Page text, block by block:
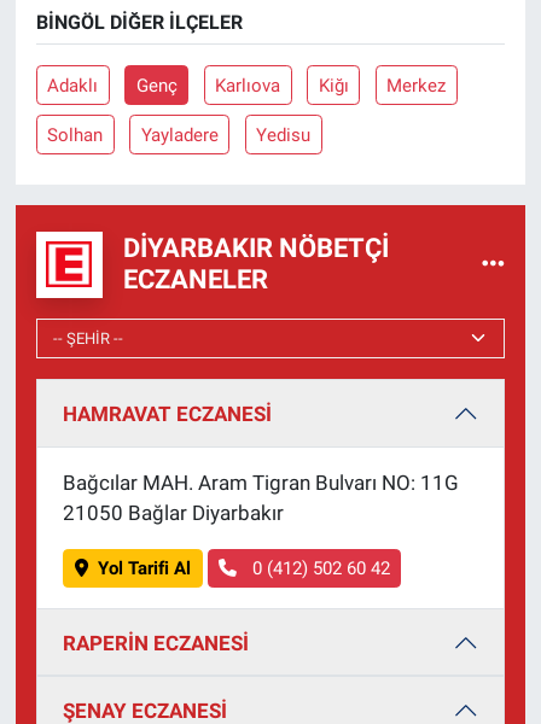
BINGÖL DIĞER İLÇELER
Adaklı Genç Karlıova Kiğı Merkez
Solhan Yayladere Yedisu
DIYARBAKIR NÖBETÇI
ECZANELER
HAMRAVAT ECZANESİ
Bağcılar MAH. Aram Tigran Bulvarı NO: 11G
21050 Bağlar Diyarbakır
Yol Tarifi Al 0 (412) 502 60 42
RAPERİN ECZANESİ
ŞENAY ECZANESİ